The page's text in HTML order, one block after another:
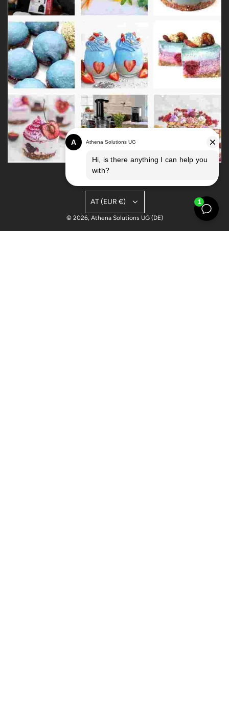
AT (EUR €)
© 2026, Athena Solutions UG (DE)